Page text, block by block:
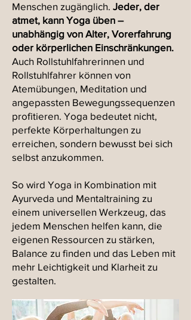
Menschen zugänglich. Jeder, der
atmet, kann Yoga üben –
unabhängig von Alter, Vorerfahrung
oder körperlichen Einschränkungen.
Auch Rollstuhlfahrerinnen und
Rollstuhlfahrer können von
Atemübungen, Meditation und
angepassten Bewegungssequenzen
profitieren. Yoga bedeutet nicht,
perfekte Körperhaltungen zu
erreichen, sondern bewusst bei sich
selbst anzukommen.
So wird Yoga in Kombination mit
Ayurveda und Mentaltraining zu
einem universellen Werkzeug, das
jedem Menschen helfen kann, die
eigenen Ressourcen zu stärken,
Balance zu finden und das Leben mit
mehr Leichtigkeit und Klarheit zu
gestalten.